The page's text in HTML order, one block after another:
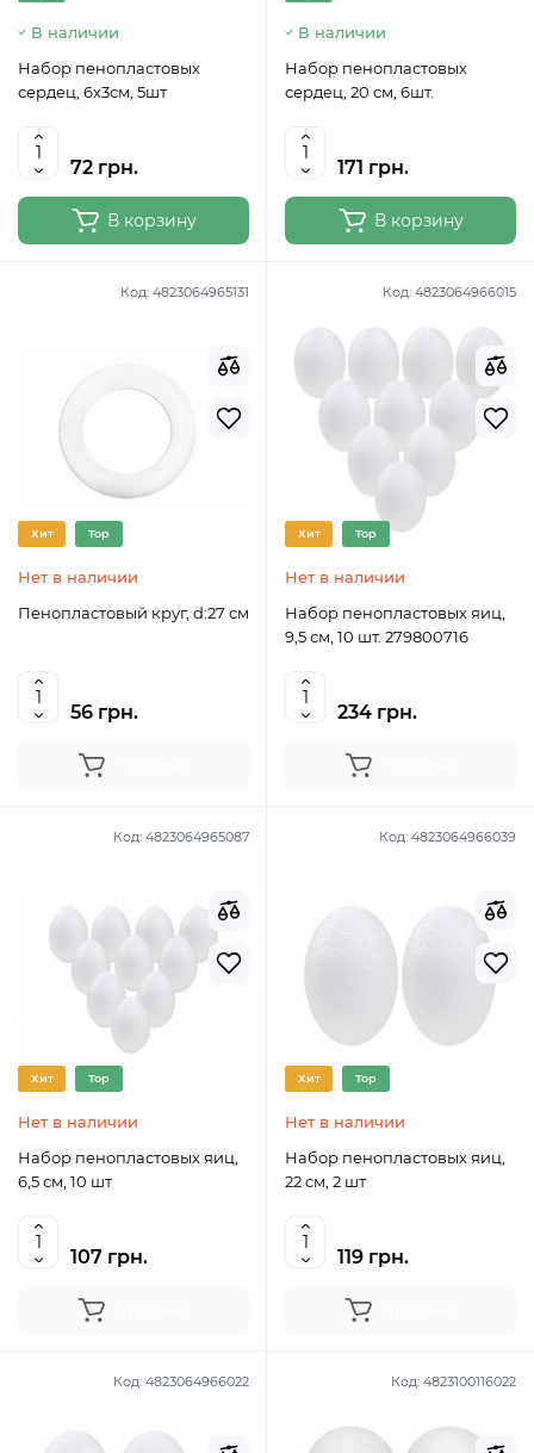
В наличии
Набор пенопластовых
сердец, 6х3см, 5шт
72 грн.
В корзину
В наличии
Набор пенопластовых
сердец, 20 см, 6шт.
171 грн.
В корзину
Код: 4823064965131
Хит Top
Нет в наличии
Пенопластовый круг, d:27 см
56 грн.
Код: 4823064966015
Хит Top
Нет в наличии
Набор пенопластовых яиц,
9,5 см, 10 шт. 279800716
234 грн.
Код: 4823064965087
Хит Top
Нет в наличии
Набор пенопластовых яиц,
6,5 см, 10 шт
107 грн.
Код: 4823064966039
Хит Top
Нет в наличии
Набор пенопластовых яиц,
22 см, 2 шт
119 грн.
Код: 4823064966022 Код: 4823100116022